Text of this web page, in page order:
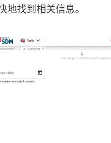
找到相关信息。